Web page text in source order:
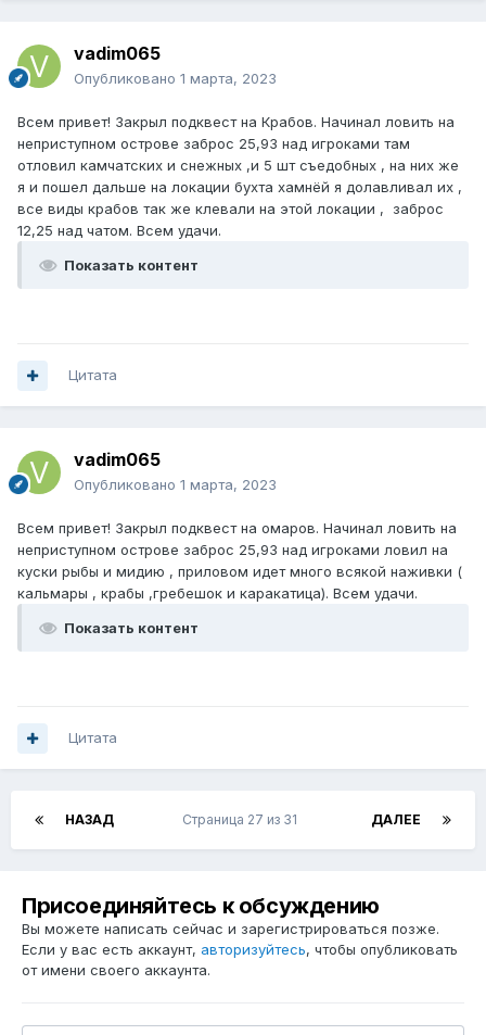
vadim065
Опубликовано 1 марта, 2023
Всем привет! Закрыл подквест на Крабов. Начинал ловить на
неприступном острове заброс 25,93 над игроками там
отловил камчатских и снежных ,и 5 шт съедобных , на них же
я и пошел дальше на локации бухта хамнёй я долавливал их ,
все виды крабов так же клевали на этой локации , заброс
12,25 над чатом. Всем удачи.
Показать контент
Цитата
vadim065
Опубликовано 1 марта, 2023
Всем привет! Закрыл подквест на омаров. Начинал ловить на
неприступном острове заброс 25,93 над игроками ловил на
куски рыбы и мидию , приловом идет много всякой наживки (
кальмары , крабы ,гребешок и каракатица). Всем удачи.
Показать контент
Цитата
НАЗАД ДАЛЕЕ
Страница 27 из 31
Присоединяйтесь к обсуждению
Вы можете написать сейчас и зарегистрироваться позже.
Если у вас есть аккаунт, авторизуйтесь, чтобы опубликовать
от имени своего аккаунта.